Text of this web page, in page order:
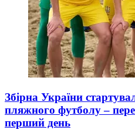
Збірна України
пляжного футболу –
перший день